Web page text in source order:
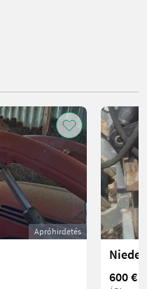
Apróhirdetés
600 €